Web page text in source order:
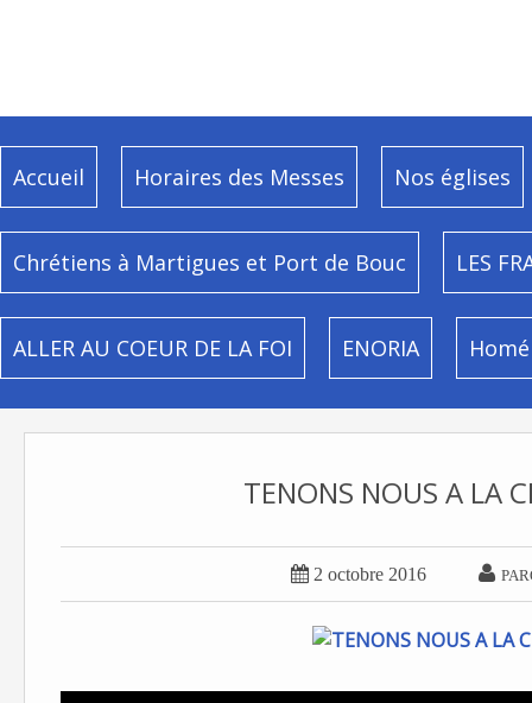
Accueil Horaires des Messes Nos églises
Chrétiens à Martigues et Port de Bouc LES
ALLER AU COEUR DE LA FOI ENORIA
TENONS NOUS A LA
 2 octobre 2016 